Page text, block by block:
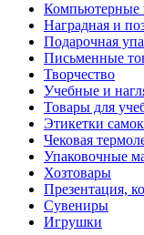
Компьютерные
Наградная и
Подарочная
Письменные
Творчество
Учебные и
Товары для
Этикетки
Чековая
Упаковочные
Хозтовары
Презентация,
Сувениры
Игрушки